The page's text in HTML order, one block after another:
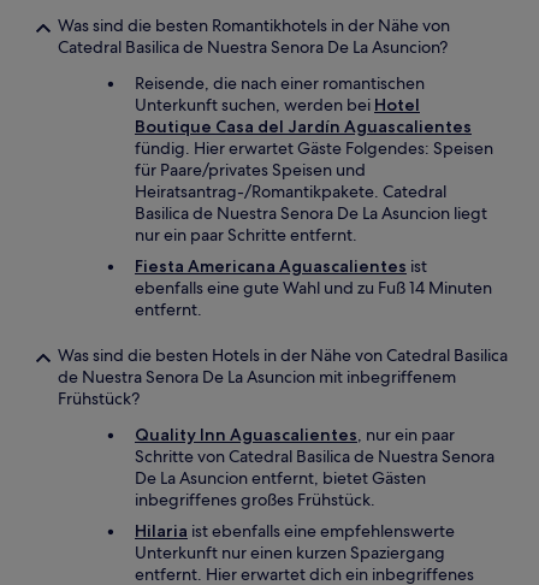
Was sind die besten Romantikhotels in der Nähe von
Catedral Basilica de Nuestra Senora De La Asuncion?
Reisende, die nach einer romantischen
Unterkunft suchen, werden bei Hotel
Boutique Casa del Jardín Aguascalientes
fündig. Hier erwartet Gäste Folgendes: Speisen
für Paare/privates Speisen und
Heiratsantrag-/Romantikpakete. Catedral
Basilica de Nuestra Senora De La Asuncion liegt
nur ein paar Schritte entfernt.
Fiesta Americana Aguascalientes ist
ebenfalls eine gute Wahl und zu Fuß 14 Minuten
entfernt.
Was sind die besten Hotels in der Nähe von Catedral Basilica
de Nuestra Senora De La Asuncion mit inbegriffenem
Frühstück?
Quality Inn Aguascalientes, nur ein paar
Schritte von Catedral Basilica de Nuestra Senora
De La Asuncion entfernt, bietet Gästen
inbegriffenes großes Frühstück.
Hilaria ist ebenfalls eine empfehlenswerte
Unterkunft nur einen kurzen Spaziergang
entfernt. Hier erwartet dich ein inbegriffenes